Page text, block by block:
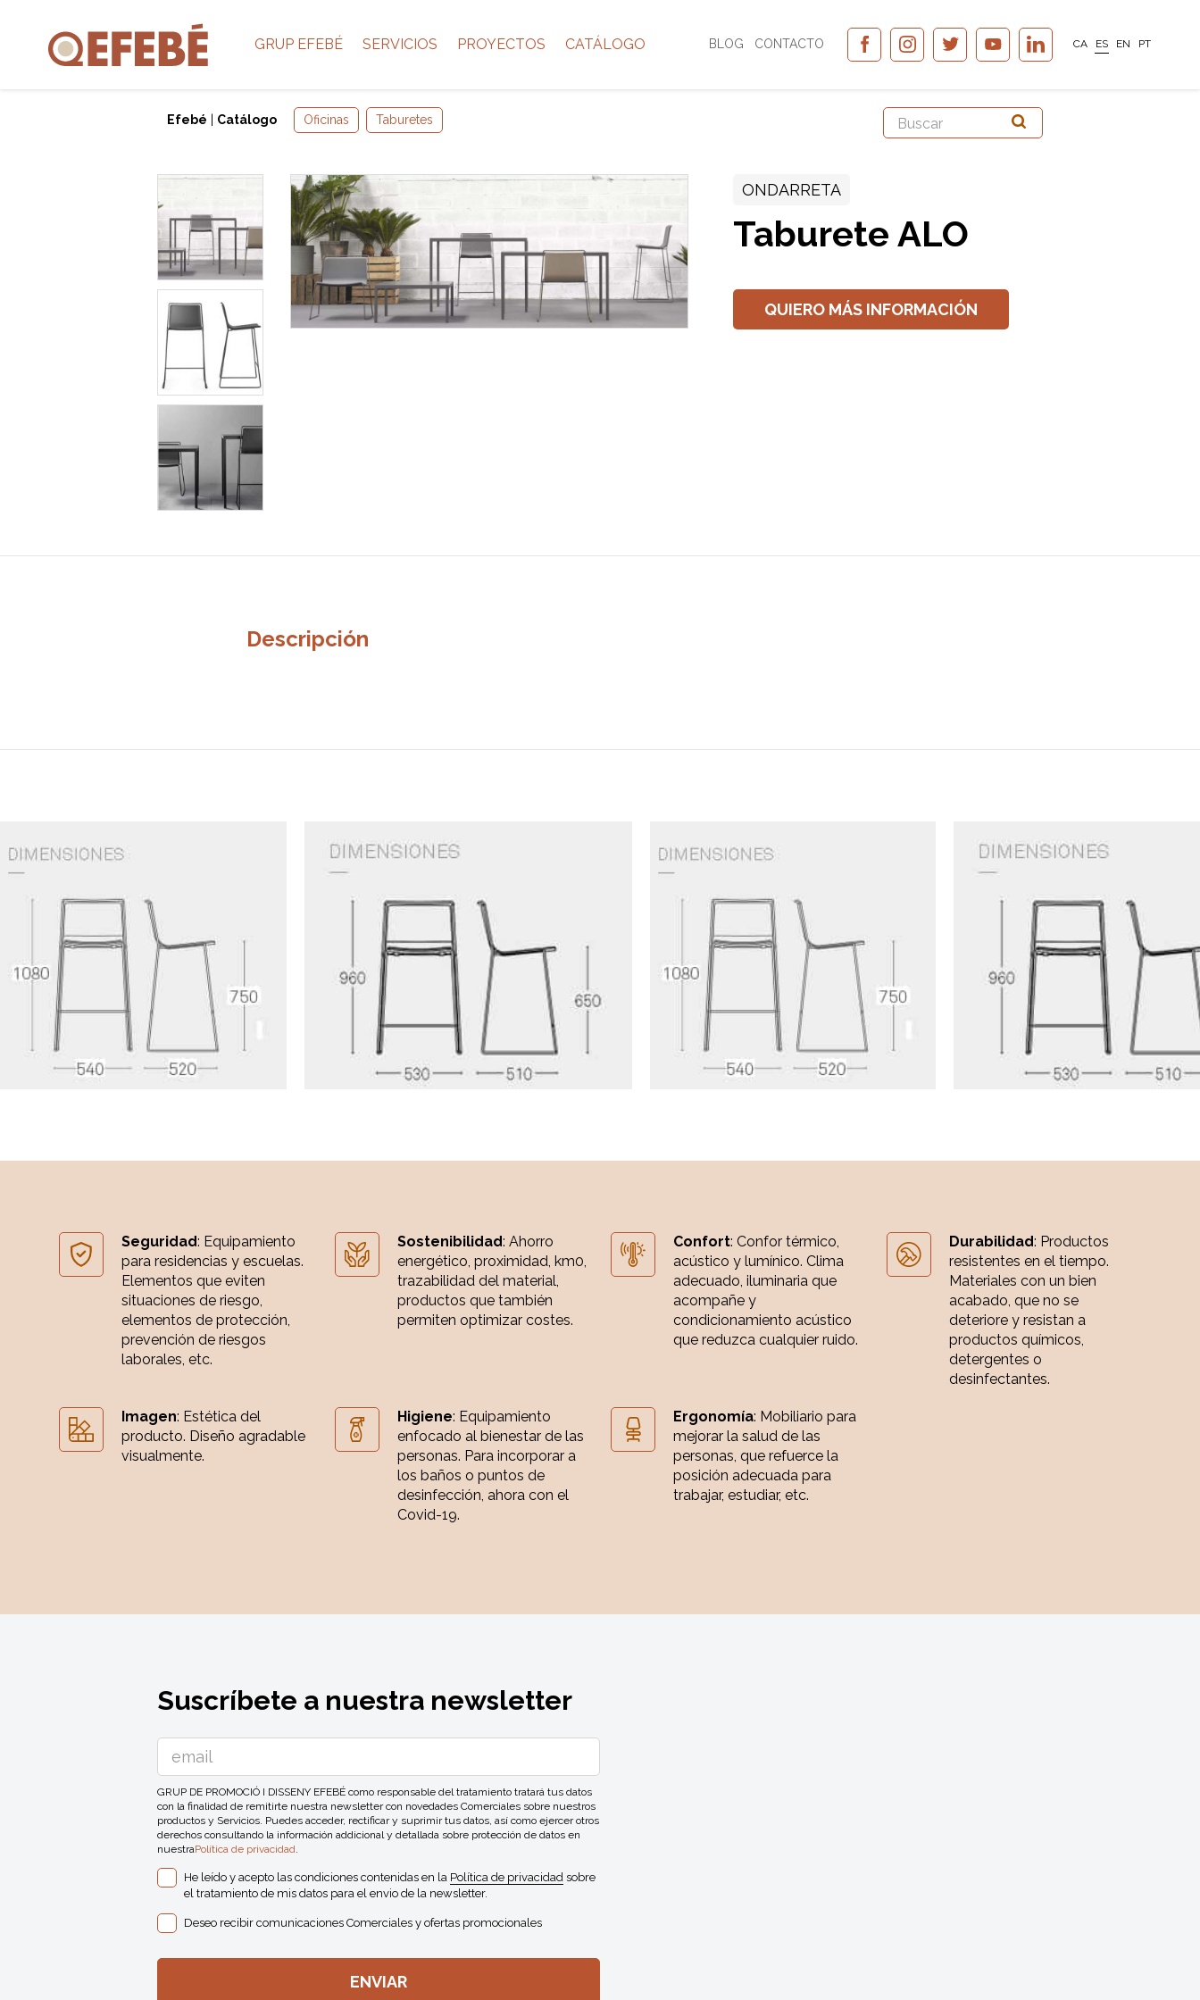
GRUP EFEBÉ SERVICIOS PROYECTOS CATÁLOGO BLOG CONTACTO CA ES EN PT
Efebé Catálogo Oficinas Taburetes
ONDARRETA
Taburete ALO
QUIERO MÁS INFORMACIÓN
Descripción
Seguridad: Equipamiento
para residencias y escuelas.
Elementos que eviten
situaciones de riesgo,
elementos de protección,
prevención de riesgos
laborales, etc.
Sostenibilidad: Ahorro
energético, proximidad, km0,
trazabilidad del material,
productos que también
permiten optimizar costes.
Confort: Confor térmico,
acústico y lumínico. Clima
adecuado, iluminaria que
acompañe y
condicionamiento acústico
que reduzca cualquier ruido.
Durabilidad: Productos
resistentes en el tiempo.
Materiales con un bien
acabado, que no se
deteriore y resistan a
productos químicos,
detergentes o
desinfectantes.
Imagen: Estética del
producto. Diseño agradable
visualmente.
Higiene: Equipamiento
enfocado al bienestar de las
personas. Para incorporar a
los baños o puntos de
desinfección, ahora con el
Covid-19.
Ergonomía: Mobiliario para
mejorar la salud de las
personas, que refuerce la
posición adecuada para
trabajar, estudiar, etc.
Suscríbete a nuestra newsletter
GRUP DE PROMOCIÓ I DISSENY EFEBÉ como responsable del tratamiento tratará tus datos
con la finalidad de remitirte nuestra newsletter con novedades Comerciales sobre nuestros
productos y Servicios. Puedes acceder, rectificar y suprimir tus datos, así como ejercer otros
derechos consultando la información addicional y detallada sobre protección de datos en
nuestraPolítica de privacidad.
He leído y acepto las condiciones contenidas en la Política de privacidadsobre
el tratamiento de mis datos para el envio de la newsletter.
Deseo recibir comunicaciones Comerciales y ofertas promocionales